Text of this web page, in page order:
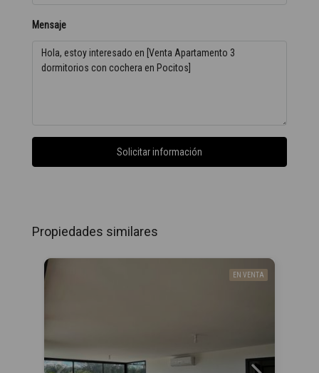
Mensaje
Solicitar información
Propiedades similares
EN VENTA